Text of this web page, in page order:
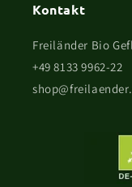
Kontakt
Freiländer Bio
+49 8133 9962-22